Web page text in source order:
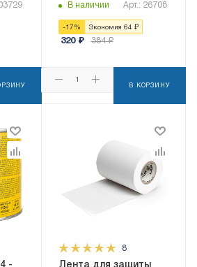
В наличии Арт.: 26708
-17 % Экономия 64 ₽
320₽ 384₽
В КОРЗИНУ
8